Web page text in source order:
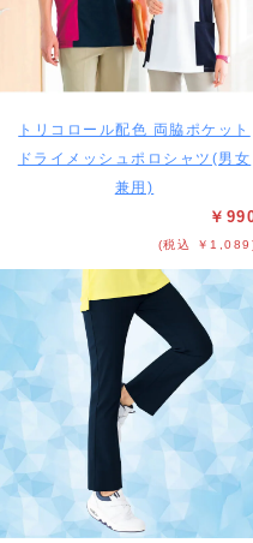
トリコロール配色 両脇ポケット
ドライメッシュポロシャツ(男女
兼用)
￥
(税込 ￥